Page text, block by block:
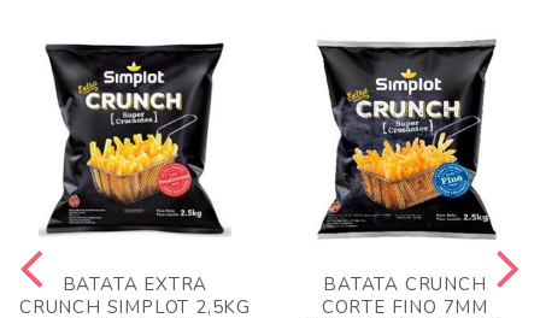
BATATA EXTRA
CRUNCH SIMPLOT 2,5KG
BATATA CRUNCH
CORTE FINO 7MM